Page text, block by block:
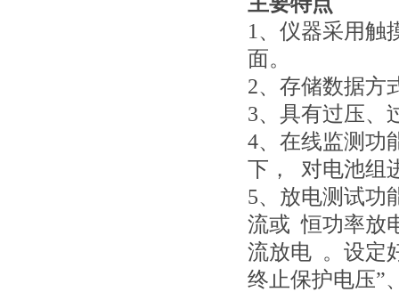
1、仪器采用触
面。
2、存储数据方
3、具有过压、
4、在线监测功
下， 对电池组
5、放电测试功
流或 恒功率放
流放电 。设定
终止保护电压”